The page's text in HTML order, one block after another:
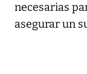
necesarias
asegurar un